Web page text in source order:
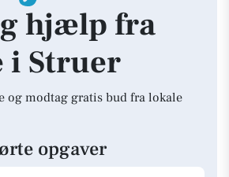
hjælp fra
i Struer
og modtag gratis bud fra lokale
opgaver